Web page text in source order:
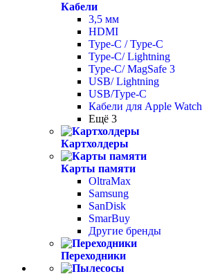
Кабели
3,5 мм
HDMI
Type-C / Type-C
Type-C/ Lightning
Type-C/ MagSafe 3
USB/ Lightning
USB/Type-C
Кабели для Apple Watch
Ещё 3
Картхолдеры
Карты памяти
OltraMax
Samsung
SanDisk
SmarBuy
Другие бренды
Переходники